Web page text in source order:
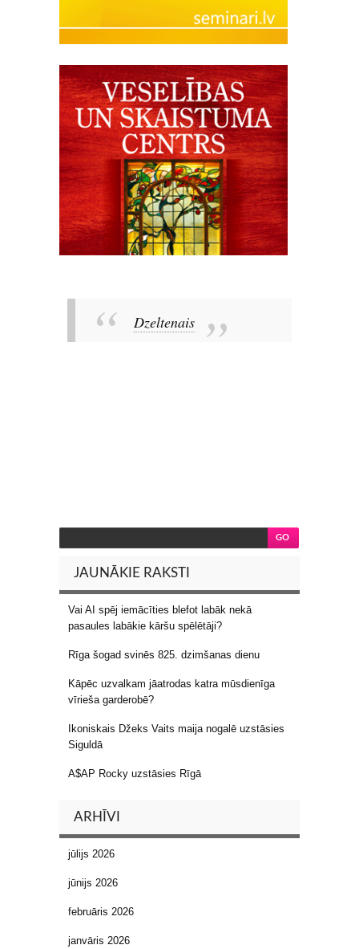
Dzeltenais
JAUNĀKIE RAKSTI
Vai AI spēj iemācīties blefot labāk nekā
pasaules labākie kāršu spēlētāji?
Rīga šogad svinēs 825. dzimšanas dienu
Kāpēc uzvalkam jāatrodas katra mūsdienīga
vīrieša garderobē?
Ikoniskais Džeks Vaits maija nogalē uzstāsies
Siguldā
A$AP Rocky uzstāsies Rīgā
ARHĪVI
jūlijs 2026
jūnijs 2026
februāris 2026
janvāris 2026